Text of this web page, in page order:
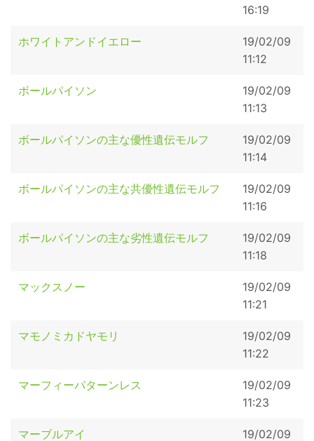
16:19
ホワイトアンドイエロー
19/02/09
11:12
ボールパイソン
19/02/09
11:13
ボールパイソンの主な優性遺伝モルフ
19/02/09
11:14
ボールパイソンの主な共優性遺伝モルフ
19/02/09
11:16
ボールパイソンの主な劣性遺伝モルフ
19/02/09
11:18
マックスノー
19/02/09
11:21
マモノミカドヤモリ
19/02/09
11:22
マーフィーパターンレス
19/02/09
11:23
マーブルアイ 19/02/09